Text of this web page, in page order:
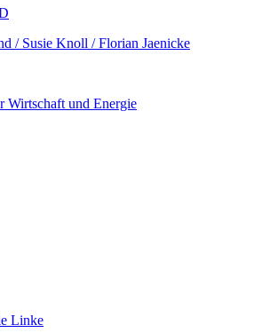
/ Susie Knoll / Florian Jaenicke
Wirtschaft und Energie
Linke